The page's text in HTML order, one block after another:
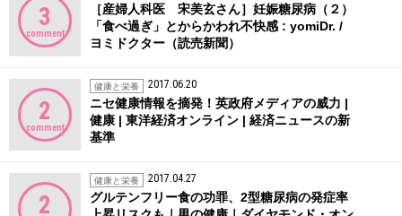
3
comment
［産婦人科医 宋美玄さん］妊娠糖尿病（２）
「食べ過ぎ」とからかわれ不快感 : yomiDr. /
ヨミドクター（読売新聞）
2
comment
健康と栄養 2017.06.20
ニセ健康情報を摘発！英政府メディアの威力 |
健康 | 東洋経済オンライン | 経済ニュースの新
基準
2
健康と栄養 2017.04.27
グルテンフリー食の功罪、2型糖尿病の発症率